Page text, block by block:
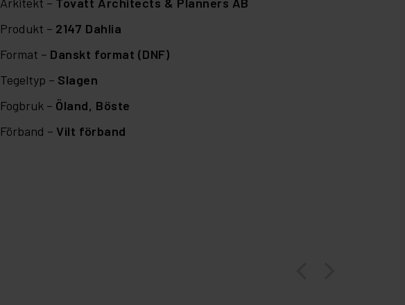
Produkt – 2147 Dahlia
Format – Danskt format (DNF)
Tegeltyp – Slagen
Fogbruk – Öland, Böste
Förband – Vilt förband